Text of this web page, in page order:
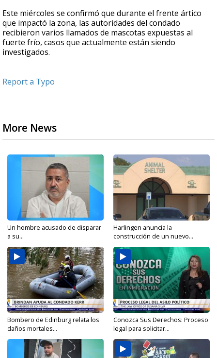
Este miércoles se confirmó que durante el frente ártico
que impactó la zona, las autoridades del condado
recibieron varios llamados de mascotas expuestas al
fuerte frío, casos que actualmente están siendo
investigados.
Report a Typo
More News
Un hombre acusado de disparar
a su...
Harlingen anuncia la
construcción de un nuevo...
Bombero de Edinburg relata los
daños mortales...
Conozca Sus Derechos: Proceso
legal para solicitar...